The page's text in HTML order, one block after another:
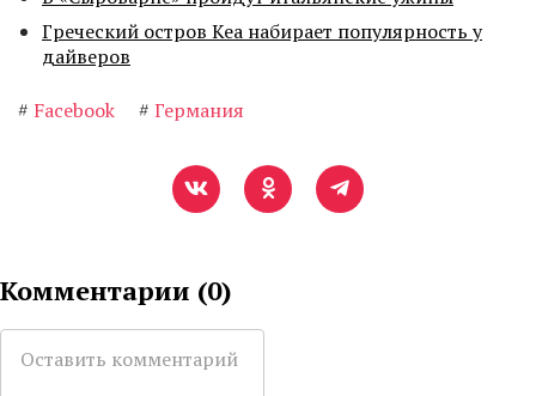
Греческий остров Кеа набирает популярность у
дайверов
# Facebook # Германия
Комментарии (0)